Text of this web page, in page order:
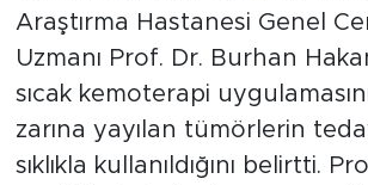
sıcak kemoterapi
sonuçlar verdiğini belirterek,
pankreas kanseri gibi
tedaviye başvurulmaya
konuştu.